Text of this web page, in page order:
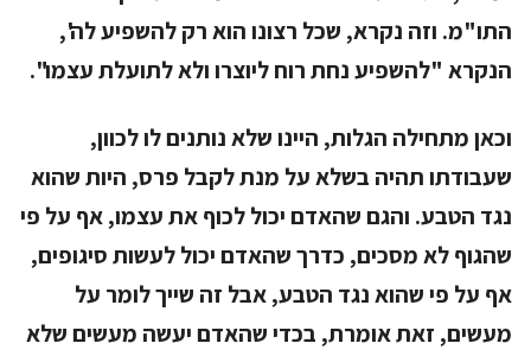
התו"מ. וזה נקרא, שכל רצונו הוא רק להשפיע לה',
הנקרא "להשפיע נחת רוח ליוצרו ולא לתועלת עצמו".
וכאן מתחילה הגלות, היינו שלא נותנים לו לכוון,
שעבודתו תהיה בשלא על מנת לקבל פרס, היות שהוא
נגד הטבע. והגם שהאדם יכול לכוף את עצמו, אף על פי
שהגוף לא מסכים, כדרך שהאדם יכול לעשות סיגופים,
אף על פי שהוא נגד הטבע, אבל זה שייך לומר על
מעשים, זאת אומרת, בכדי שהאדם יעשה מעשים שלא